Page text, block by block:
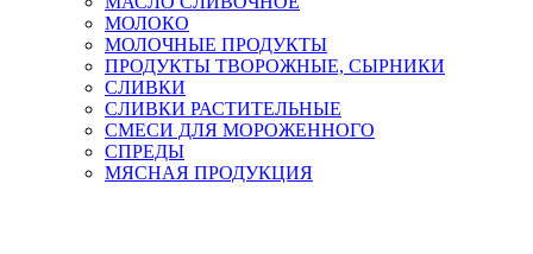
МОЛОКО
МОЛОЧНЫЕ ПРОДУКТЫ
ПРОДУКТЫ ТВОРОЖНЫЕ, СЫРНИКИ
СЛИВКИ
СЛИВКИ РАСТИТЕЛЬНЫЕ
СМЕСИ ДЛЯ МОРОЖЕННОГО
СПРЕДЫ
МЯСНАЯ ПРОДУКЦИЯ